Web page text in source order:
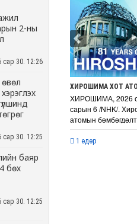
2-ны
сар 30. 12:26
сар 30. 12:25
баяр
бөх
сар 30. 12:25